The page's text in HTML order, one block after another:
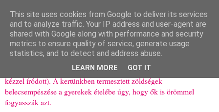
Ízőrző
Kisgyerekes család kipróbált, többnyire egészséges ételeket
bemutató receptjei a mindennapokra (mert a papírfecniket folyton
elhagyom) és gyerekeimnek ajándékba (mint régen, csak ez nem
kézzel íródott). A kertünkben termesztett zöldségek
belecsempészése a gyerekek ételébe úgy, hogy ők is örömmel
fogyasszák azt.
This site uses cookies from Google to deliver its services
and to analyze traffic. Your IP address and user-agent are
shared with Google along with performance and security
metrics to ensure quality of service, generate usage
statistics, and to detect and address abuse.
LEARN MORE GOT IT